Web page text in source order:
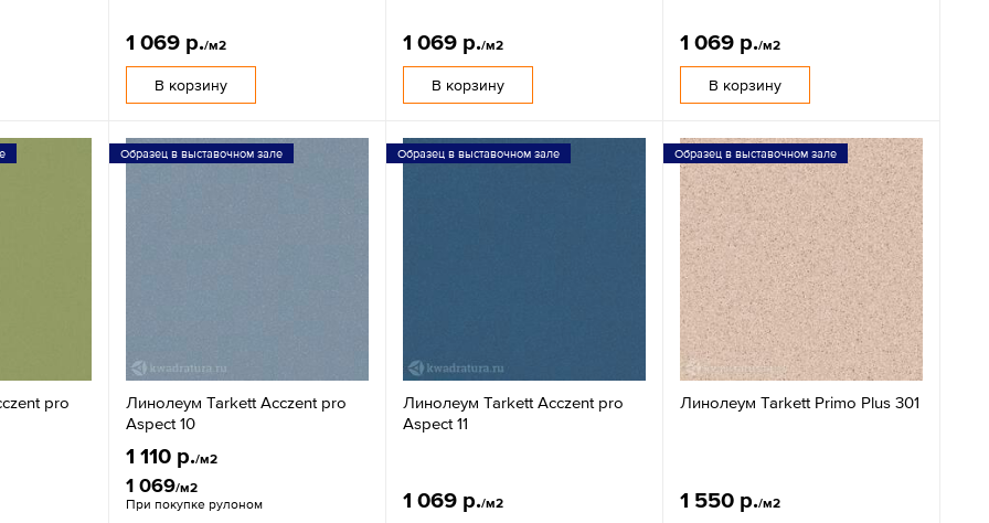
1 069 р./м2
В корзину
1 069 р./м2
В корзину
1 069 р./м2
В корзину
pro
Образец в выставочном зале
Линолеум Tarkett Acczent pro
Aspect 10
1 110 р./м2
1 069/м2
При покупке рулоном
Образец в выставочном зале
Линолеум Tarkett Acczent pro
Aspect 11
1 069 р./м2
Образец в выставочном зале
Линолеум Tarkett Primo Plus 301
1 550 р./м2